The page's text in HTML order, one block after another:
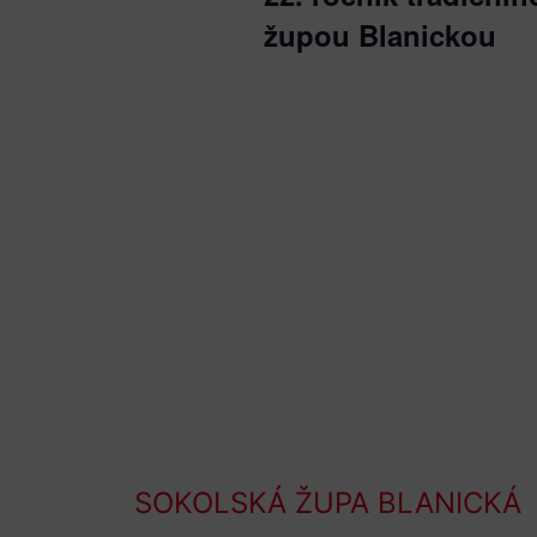
župou Blanickou
SOKOLSKÁ ŽUPA BLANICKÁ